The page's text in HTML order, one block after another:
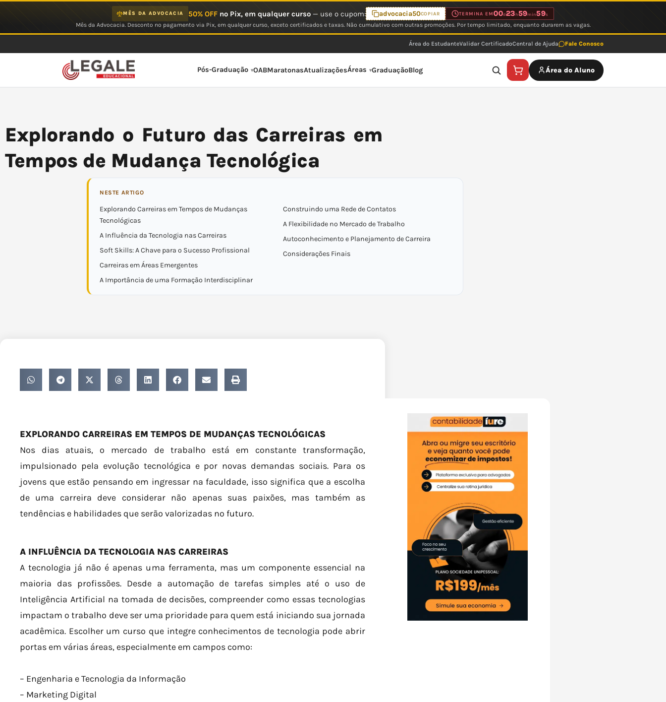
MÊS DA ADVOCACIA 50% OFFno Pix, em qualquer curso— use o cupom: advocacia50COPIAR TERMINA EM00d23 h59min59s
Mês da Advocacia. Desconto no pagamento via Pix, em qualquer curso, exceto certificados e taxas. Não cumulativo com outras promoções. Por tempo limitado, enquanto durarem as vagas.
Área do EstudanteValidar CertificadoCentral de Ajuda Fale Conosco
Pós-Graduação OABMaratonasAtualizaçõesÁreas GraduaçãoBlog Área do Aluno
Explorando o Futuro das Carreiras em
Tempos de Mudança Tecnológica
NESTE ARTIGO
Explorando Carreiras em Tempos de Mudanças
Tecnológicas
A Influência da Tecnologia nas Carreiras
Soft Skills: A Chave para o Sucesso Profissional
Carreiras em Áreas Emergentes
A Importância de uma Formação Interdisciplinar
Construindo uma Rede de Contatos
A Flexibilidade no Mercado de Trabalho
Autoconhecimento e Planejamento de Carreira
Considerações Finais
EXPLORANDO CARREIRAS EM TEMPOS DE MUDANÇAS TECNOLÓGICAS
Nos dias atuais, o mercado de trabalho está em constante transformação,
impulsionado pela evolução tecnológica e por novas demandas sociais. Para os
jovens que estão pensando em ingressar na faculdade, isso significa que a escolha
de uma carreira deve considerar não apenas suas paixões, mas também as
tendências e habilidades que serão valorizadas no futuro.
A INFLUÊNCIA DA TECNOLOGIA NAS CARREIRAS
A tecnologia já não é apenas uma ferramenta, mas um componente essencial na
maioria das profissões. Desde a automação de tarefas simples até o uso de
Inteligência Artificial na tomada de decisões, compreender como essas tecnologias
impactam o trabalho deve ser uma prioridade para quem está iniciando sua jornada
acadêmica. Escolher um curso que integre conhecimentos de tecnologia pode abrir
portas em várias áreas, especialmente em campos como:
– Engenharia e Tecnologia da Informação
– Marketing Digital